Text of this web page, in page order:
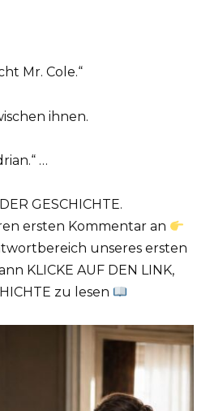
Mr. Cole.“
ihnen.
…
GESCHICHTE.
ersten Kommentar an
unseres ersten
KLICKE AUF DEN LINK,
zu lesen